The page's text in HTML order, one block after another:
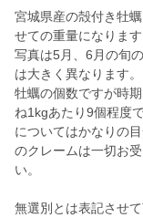
宮城県産の殻付き牡
せての重量になります
写真は5月、6月の旬
は大きく異なります。
牡蠣の個数ですが時
ね1kgあたり9個程度
についてはかなりの
のクレームは一切お
い。
無選別とは表記させ